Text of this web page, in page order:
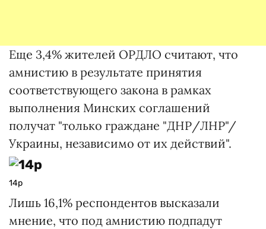
Еще 3,4% жителей ОРДЛО считают, что
амнистию в результате принятия
соответствующего закона в рамках
выполнения Минских соглашений
получат "только граждане "ДНР/ЛНР"/
Украины, независимо от их действий".
14р
Лишь 16,1% респондентов высказали
мнение, что под амнистию подпадут